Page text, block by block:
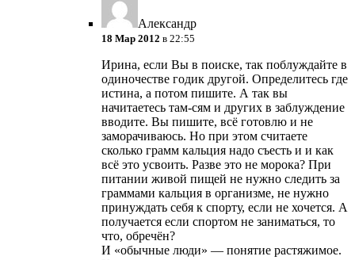
Александр
18 Мар 2012 в 22:55
Ирина, если Вы в поиске, так поблуждайте в
одиночестве годик другой. Определитесь где
истина, а потом пишите. А так вы
начитаетесь там-сям и других в заблуждение
вводите. Вы пишите, всё готовлю и не
заморачиваюсь. Но при этом считаете
сколько грамм кальция надо съесть и и как
всё это усвоить. Разве это не морока? При
питании живой пищей не нужно следить за
граммами кальция в организме, не нужно
принуждать себя к спорту, если не хочется. А
получается если спортом не заниматься, то
что, обречён?
И «обычные люди» — понятие растяжимое.